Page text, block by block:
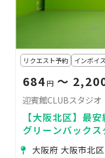
リクエスト予約 インボイ
684 円 〜
迎賓館CLUBスタジオ
【大阪北区】最
グリーンバック
レ・ペット対応
大阪府 大阪市北